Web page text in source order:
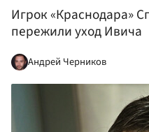
Игрок «Краснодара»
пережили уход Ивича
Андрей Черников